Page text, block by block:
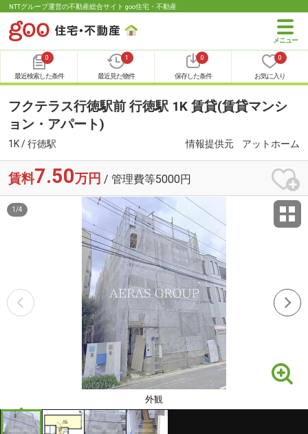
NTTグループ運営の不動産総合サイト goo住宅・不動産
0
最近検索した条件
1
最近見た物件
0
保存した条件
0
お気に入り
フクテラス行徳駅前 行徳駅 1K 賃貸(賃貸マンシ
ョン・アパート)
1K / 行徳駅 情報提供元 アットホーム
賃料7.50万円 / 管理費等5000円
外観
1 /4